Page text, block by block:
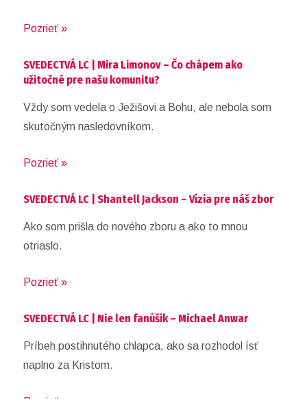
Pozrieť »
SVEDECTVÁ LC | Mira Limonov – Čo chápem ako
užitočné pre našu komunitu?
Vždy som vedela o Ježišovi a Bohu, ale nebola som
skutočným nasledovníkom.
Pozrieť »
SVEDECTVÁ LC | Shantell Jackson – Vízia pre náš zbor
Ako som prišla do nového zboru a ako to mnou
otriaslo.
Pozrieť »
SVEDECTVÁ LC | Nie len fanúšik – Michael Anwar
Príbeh postihnutého chlapca, ako sa rozhodol ísť
naplno za Kristom.